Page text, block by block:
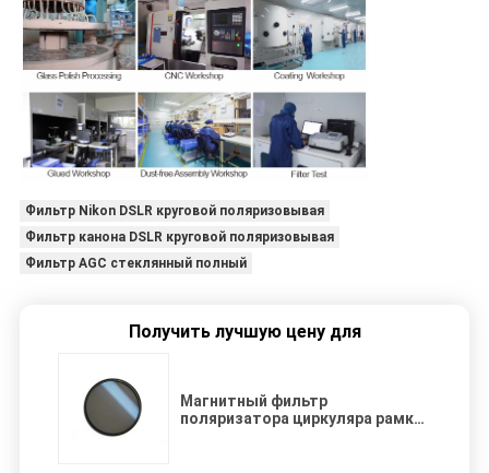
Фильтр Nikon DSLR круговой поляризовывая
Фильтр канона DSLR круговой поляризовывая
Фильтр AGC стеклянный полный
Получить лучшую цену для
Магнитный фильтр
поляризатора циркуляра рамки